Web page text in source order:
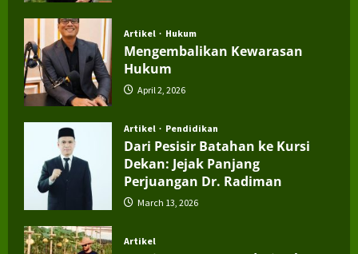
Artikel Hukum
Mengembalikan Kewarasan
Hukum
April 2, 2026
Artikel Pendidikan
Dari Pesisir Batahan ke Kursi
Dekan: Jejak Panjang
Perjuangan Dr. Radiman
March 13, 2026
Artikel